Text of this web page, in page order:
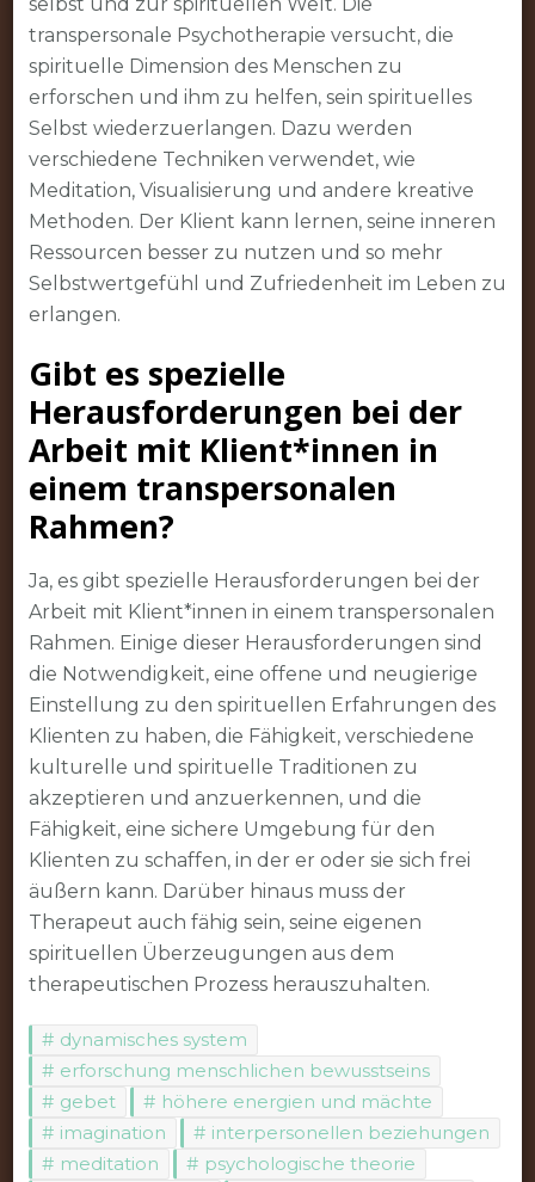
transpersonale Psychotherapie versucht, die
spirituelle Dimension des Menschen zu
erforschen und ihm zu helfen, sein spirituelles
Selbst wiederzuerlangen. Dazu werden
verschiedene Techniken verwendet, wie
Meditation, Visualisierung und andere kreative
Methoden. Der Klient kann lernen, seine inneren
Ressourcen besser zu nutzen und so mehr
Selbstwertgefühl und Zufriedenheit im Leben zu
erlangen.
Gibt es spezielle
Herausforderungen bei der
Arbeit mit Klient*innen in
einem transpersonalen
Rahmen?
Ja, es gibt spezielle Herausforderungen bei der
Arbeit mit Klient*innen in einem transpersonalen
Rahmen. Einige dieser Herausforderungen sind
die Notwendigkeit, eine offene und neugierige
Einstellung zu den spirituellen Erfahrungen des
Klienten zu haben, die Fähigkeit, verschiedene
kulturelle und spirituelle Traditionen zu
akzeptieren und anzuerkennen, und die
Fähigkeit, eine sichere Umgebung für den
Klienten zu schaffen, in der er oder sie sich frei
äußern kann. Darüber hinaus muss der
Therapeut auch fähig sein, seine eigenen
spirituellen Überzeugungen aus dem
therapeutischen Prozess herauszuhalten.
dynamisches system
erforschung menschlichen bewusstseins
gebet
höhere energien und mächte
imagination
interpersonellen beziehungen
meditation
psychologische theorie